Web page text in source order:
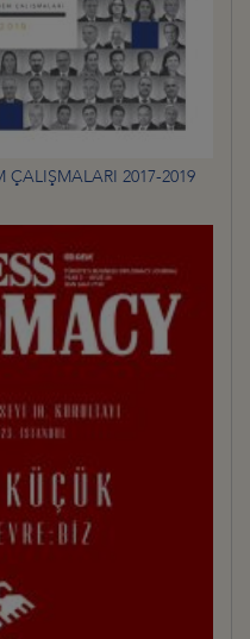
ÇALIŞMALARI 2017-2019